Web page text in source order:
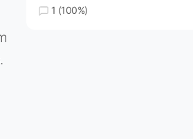
1 (100%)